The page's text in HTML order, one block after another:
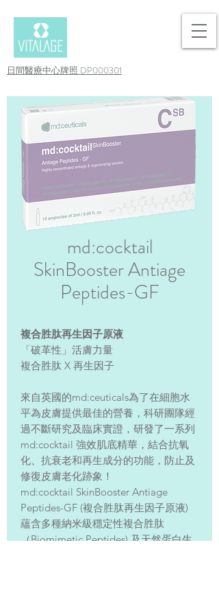
日間醫療中心牌照 DP000301
md:cocktail
SkinBooster Antiage
Peptides-GF
複合胜肽再生因子原液
「破革性」活膚力量
複合胜肽 X 再生因子
來自英國的md:ceuticals為了在細胞水
平為皮膚提供最佳的營養，科研團隊經
過不斷研究及臨床實證，研發了一系列
md:cocktail 強效肌底精華，結合抗氧
化、抗衰老和再生成分的功能，防止及
修復皮膚老化跡象！
md:cocktail SkinBooster Antiage
Peptides-GF (複合胜肽再生因子原液)
蘊含多種納米級穩定性複合胜肽
（Biomimetic Peptides) 及天然蛋白生